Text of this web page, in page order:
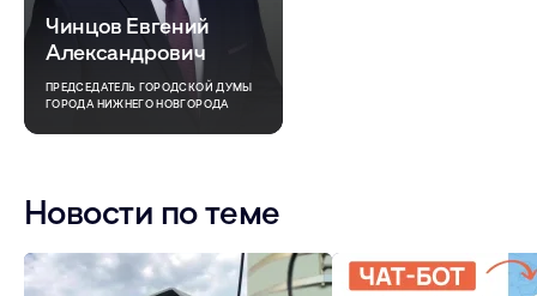
Чинцов Евгений
Александрович
ПРЕДСЕДАТЕЛЬ ГОРОДСКОЙ ДУМЫ
ГОРОДА НИЖНЕГО НОВГОРОДА
Новости по теме